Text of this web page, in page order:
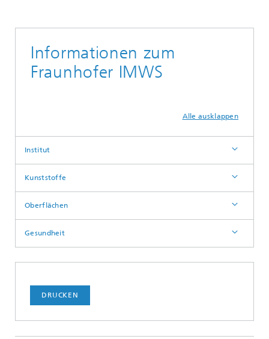
Informationen zum
Fraunhofer IMWS
Alle ausklappen
Institut
Kunststoffe
Oberflächen
Gesundheit
DRUCKEN